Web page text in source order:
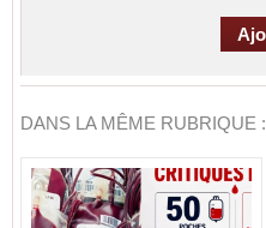
DANS LA MÊME RUBRIQUE :